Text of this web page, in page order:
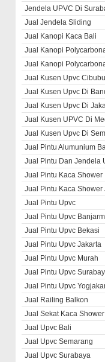
Jendela UPVC Di
Jual Jendela Sliding
Jual Kanopi Kaca Bali
Jual Kanopi
Jual Kanopi
Jual Kusen Upvc
Jual Kusen Upvc Di
Jual Kusen Upvc Di
Jual Kusen UPVC Di
Jual Kusen Upvc Di
Jual Pintu Alumunium
Jual Pintu Dan Jendela
Jual Pintu Kaca Shower
Jual Pintu Kaca Shower
Jual Pintu Upvc
Jual Pintu Upvc
Jual Pintu Upvc Bekasi
Jual Pintu Upvc Jakarta
Jual Pintu Upvc Murah
Jual Pintu Upvc
Jual Pintu Upvc
Jual Railing Balkon
Jual Sekat Kaca Shower
Jual Upvc Bali
Jual Upvc Semarang
Jual Upvc Surabaya